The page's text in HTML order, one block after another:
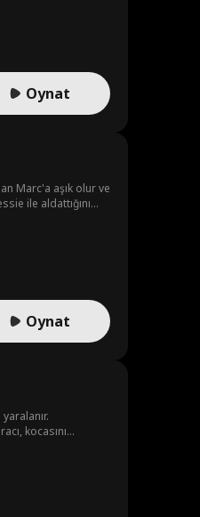
Oynat
Marc'a aşık olur ve
ile aldattığını
Oynat
kocasını